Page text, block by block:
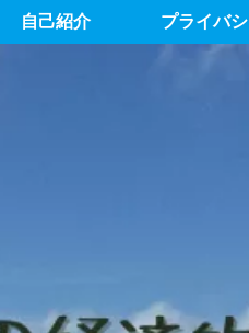
自己紹介 プライバ